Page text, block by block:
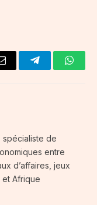
Email Telegram
spécialiste de
entre
d’affaires, jeux
et Afrique